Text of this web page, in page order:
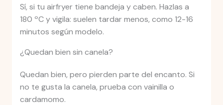
Sí, si tu airfryer tiene bandeja y caben. Hazlas a
180 ºC y vigila: suelen tardar menos, como 12-16
minutos según modelo.
¿Quedan bien sin canela?
Quedan bien, pero pierden parte del encanto. Si
no te gusta la canela, prueba con vainilla o
cardamomo.